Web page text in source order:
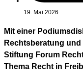
19. Mai 2026
Mit einer
Rechtsberatung
Stiftung Forum
Thema Recht in